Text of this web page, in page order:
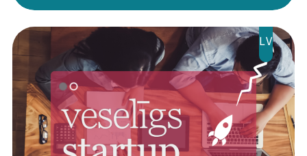
LV